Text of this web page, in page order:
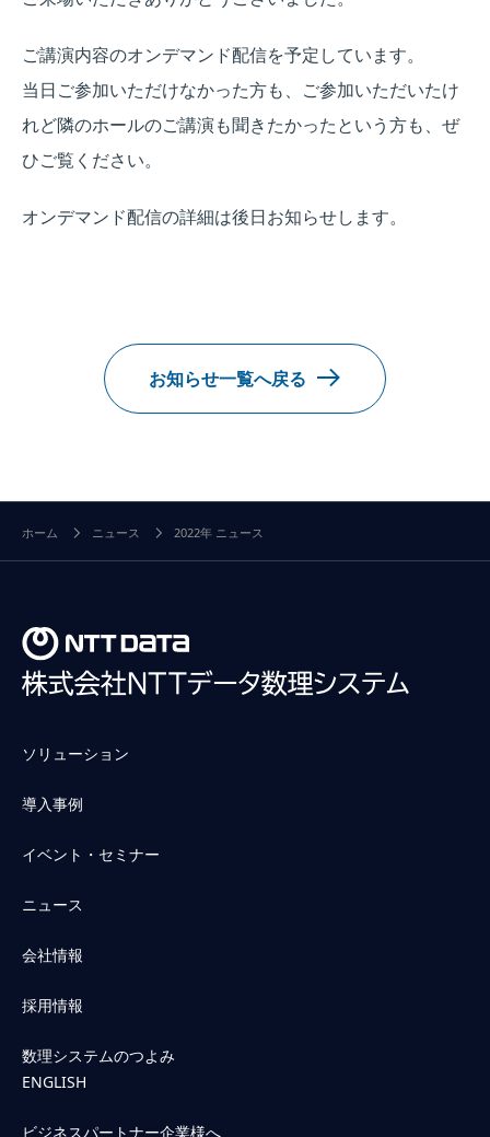
ご講演内容のオンデマンド配信を予定しています。
当日ご参加いただけなかった方も、ご参加いただいたけ
れど隣のホールのご講演も聞きたかったという方も、ぜ
ひご覧ください。
オンデマンド配信の詳細は後日お知らせします。
お知らせ一覧へ戻る
ホーム ニュース 2022年 ニュース
ソリューション
導入事例
イベント・セミナー
ニュース
会社情報
採用情報
数理システムのつよみ
ENGLISH
ビジネスパートナー企業様へ